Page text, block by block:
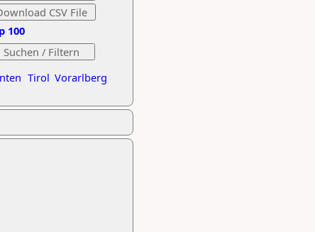
Tirol Vorarlberg
100